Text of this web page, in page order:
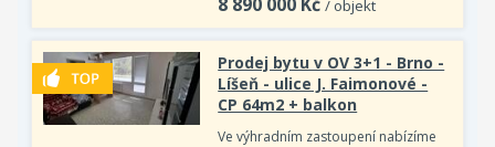
/ objekt
Prodej bytu v OV 3+1 - Brno -
Líšeň - ulice J. Faimonové -
CP 64m2 + balkon
Ve výhradním zastoupení nabízíme